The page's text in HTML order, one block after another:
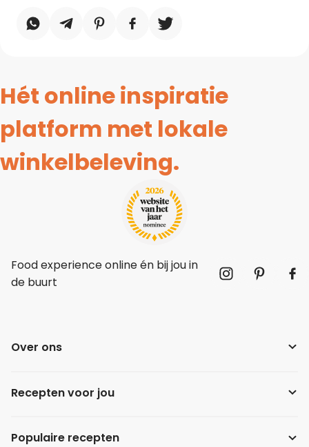
Hét online inspiratie
platform met lokale
winkelbeleving.
Food experience online én bij jou in
de buurt
Over ons
Recepten voor jou
Populaire recepten